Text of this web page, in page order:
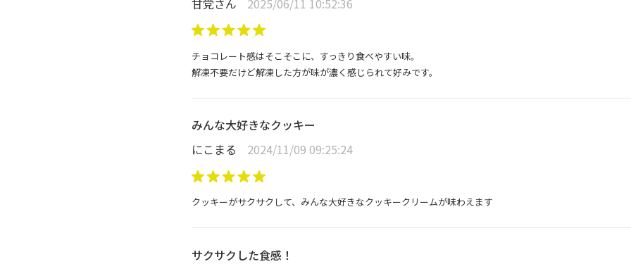
チョコレート感はそこそこに、すっきり食べやすい味。
解凍不要だけど解凍した方が味が濃く感じられて好みです。
みんな大好きなクッキー
にこまる
2024/11/09 09:25:24
クッキーがサクサクして、みんな大好きなクッキークリームが味わえます
サクサクした食感！